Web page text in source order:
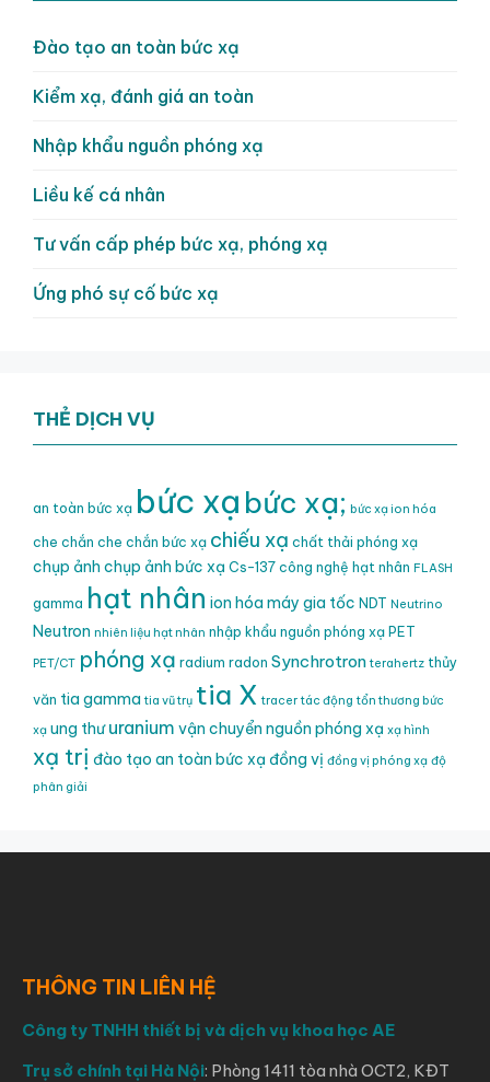
Đào tạo an toàn bức xạ
Kiểm xạ, đánh giá an toàn
Nhập khẩu nguồn phóng xạ
Liều kế cá nhân
Tư vấn cấp phép bức xạ, phóng xạ
Ứng phó sự cố bức xạ
THẺ DỊCH VỤ
an toàn bức xạ bức xạ bức xạ; bức xạ ion hóa
che chắn che chắn bức xạ chiếu xạ chất thải phóng xạ
chụp ảnh chụp ảnh bức xạ Cs-137 công nghệ hạt nhân FLASH
gamma hạt nhân ion hóa máy gia tốc NDT Neutrino
Neutron nhiên liệu hạt nhân nhập khẩu nguồn phóng xạ PET
PET/CT phóng xạ radium radon Synchrotron terahertz thủy
văn tia gamma tia vũ trụ tia X tracer tác động tổn thương bức
xạ ung thư uranium vận chuyển nguồn phóng xạ xạ hình
xạ trị đào tạo an toàn bức xạ đồng vị đồng vị phóng xạ độ
phân giải
THÔNG TIN LIÊN HỆ
Công ty TNHH thiết bị và dịch vụ khoa học AE
Trụ sở chính tại Hà Nội: Phòng 1411 tòa nhà OCT2, KĐT